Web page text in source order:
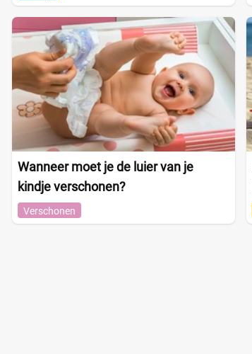
Wanneer moet je de luier van je
kindje verschonen?
Verschonen